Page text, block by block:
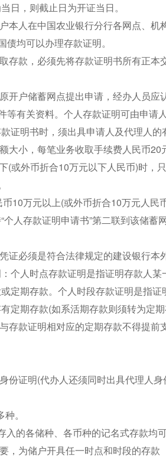
日，则截止日为开证当日。
本人在中国农业银行分行各网点、机
均可以办理存款证明。
款，必须先将存款证明书所有正本
开户储蓄网点提出申请，经办人员
有关资料。个人存款证明可由申请
证明书时，须出具申请人及代理人的
大小，每笔业务收取手续费人民币
(或外币折合10万元以下人民币)时，
10万元以上(或外币折合10万元人
人存款证明申请书”第二联到该储蓄
证必须是符合法律规定的建设银行
个人时点存款证明是指证明存款人某
定期存款。个人时段存款证明是指
定期存款(如系活期存款则须转为定期
存款证明相对应的定期存款不得提前
份证明(代办人还须同时出具代理人
。
的各储种、各币种的记名式存款均
，为储户开具任一时点和时段的存款